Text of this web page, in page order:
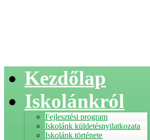
Kezdőlap
Iskolánkról
Fejlesztési program
Iskolánk küldetésnyilatkozata
Iskolánk története